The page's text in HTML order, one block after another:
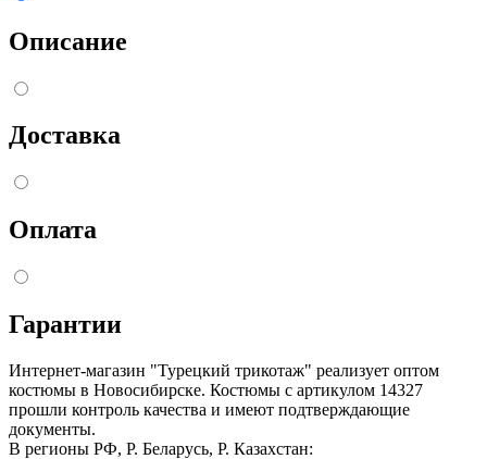
Описание
Доставка
Оплата
Гарантии
Интернет-магазин "Турецкий трикотаж" реализует оптом
костюмы в Новосибирске. Костюмы с артикулом 14327
прошли контроль качества и имеют подтверждающие
документы.
В регионы РФ, Р. Беларусь, Р. Казахстан: